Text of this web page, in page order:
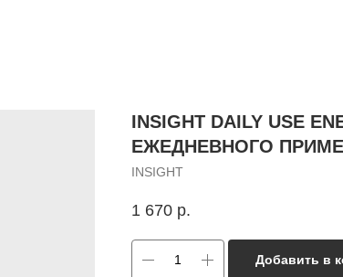
INSIGHT DAILY USE
ЕЖЕДНЕВНОГО
INSIGHT
1 670 р.
Добавить в